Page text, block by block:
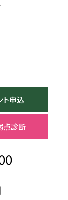
ト申込
点診断